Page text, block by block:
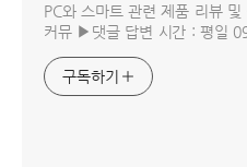
PC와 스마트 관련 제품 리뷰
커뮤 ▶댓글 답변 시간 : 평일
구독하기